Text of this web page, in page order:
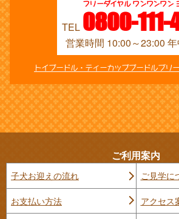
TEL 0800-111-
フリーダイヤル ワンワンワン
営業時間 10:00～23:00
トイプードル・ティーカッププードルブリ
ご利用案内
子犬お迎えの流れ ご見学に
お支払い方法 アクセス